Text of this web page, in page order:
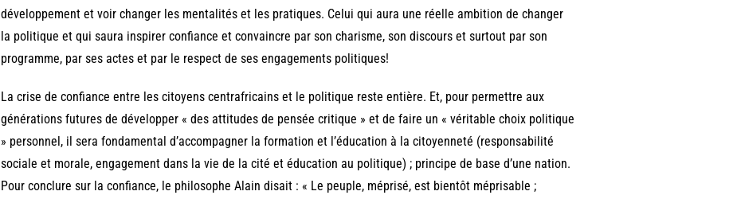
développement et voir changer les mentalités et les pratiques. Celui qui aura une réelle ambition de changer
la politique et qui saura inspirer confiance et convaincre par son charisme, son discours et surtout par son
programme, par ses actes et par le respect de ses engagements politiques!
La crise de confiance entre les citoyens centrafricains et le politique reste entière. Et, pour permettre aux
générations futures de développer « des attitudes de pensée critique » et de faire un « véritable choix politique
» personnel, il sera fondamental d’accompagner la formation et l’éducation à la citoyenneté (responsabilité
sociale et morale, engagement dans la vie de la cité et éducation au politique) ; principe de base d’une nation.
Pour conclure sur la confiance, le philosophe Alain disait : « Le peuple, méprisé, est bientôt méprisable ;